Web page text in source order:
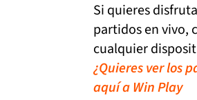
Si quieres
partidos en vivo,
cualquier
¿Quieres ver los
aquí a Win Play